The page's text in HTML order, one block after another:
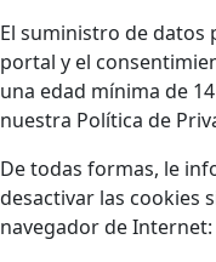
El suministro de datos
portal y el
una edad mínima de
nuestra Política de
De todas formas, le
desactivar las cookies
navegador de Internet: